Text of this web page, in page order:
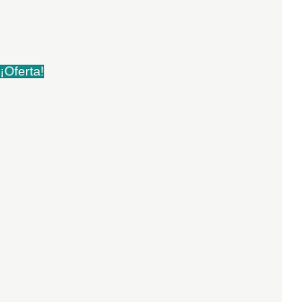
¡Oferta!